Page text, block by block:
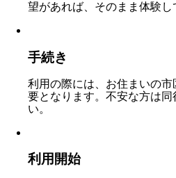
望があれば、そのまま体験し
手続き
利用の際には、お住まいの
要となります。不安な方は
い。
利用開始